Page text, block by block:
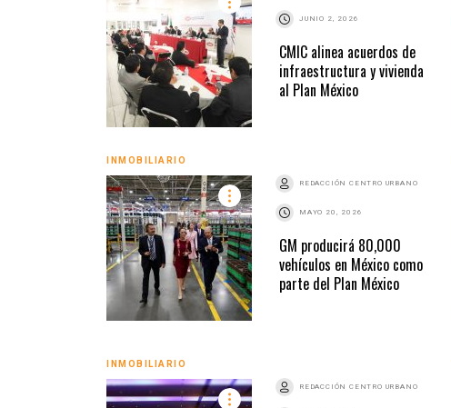
JUNIO 2, 2026
CMIC alinea acuerdos de
infraestructura y vivienda
al Plan México
INMOBILIARIO
REDACCIÓN CENTRO URBANO
MAYO 20, 2026
GM producirá 80,000
vehículos en México como
parte del Plan México
INMOBILIARIO
REDACCIÓN CENTRO URBANO